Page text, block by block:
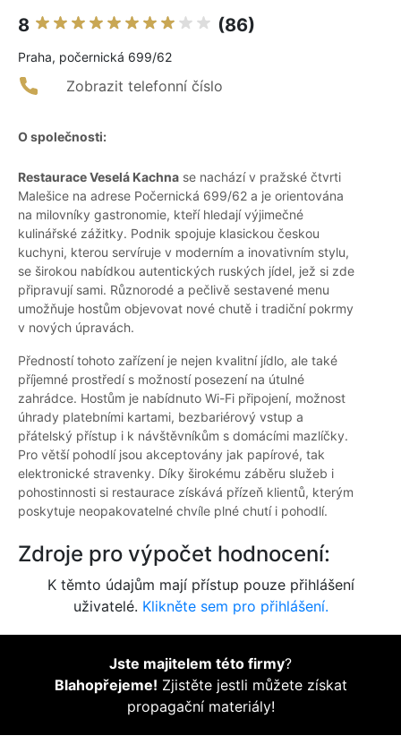
8 (86)
Praha, počernická 699/62
Zobrazit telefonní číslo
O společnosti:
Restaurace Veselá Kachna se nachází v pražské čtvrti
Malešice na adrese Počernická 699/62 a je orientována
na milovníky gastronomie, kteří hledají výjimečné
kulinářské zážitky. Podnik spojuje klasickou českou
kuchyni, kterou servíruje v moderním a inovativním stylu,
se širokou nabídkou autentických ruských jídel, jež si zde
připravují sami. Různorodé a pečlivě sestavené menu
umožňuje hostům objevovat nové chutě i tradiční pokrmy
v nových úpravách.
Předností tohoto zařízení je nejen kvalitní jídlo, ale také
příjemné prostředí s možností posezení na útulné
zahrádce. Hostům je nabídnuto Wi-Fi připojení, možnost
úhrady platebními kartami, bezbariérový vstup a
přátelský přístup i k návštěvníkům s domácími mazlíčky.
Pro větší pohodlí jsou akceptovány jak papírové, tak
elektronické stravenky. Díky širokému záběru služeb i
pohostinnosti si restaurace získává přízeň klientů, kterým
poskytuje neopakovatelné chvíle plné chutí i pohodlí.
Zdroje pro výpočet hodnocení:
K těmto údajům mají přístup pouze přihlášení
uživatelé. Klikněte sem pro přihlášení.
Jste majitelem této firmy?
Blahopřejeme! Zjistěte jestli můžete získat
propagační materiály!